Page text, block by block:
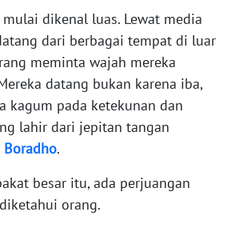
dikenal luas. Lewat media
dari berbagai tempat di luar
meminta wajah mereka
datang bukan karena iba,
kagum pada ketekunan dan
lahir dari jepitan tangan
Boradho.
besar itu, ada perjuangan
orang.